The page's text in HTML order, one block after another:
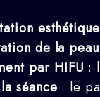
de la peau
par HIFU :
séance : le